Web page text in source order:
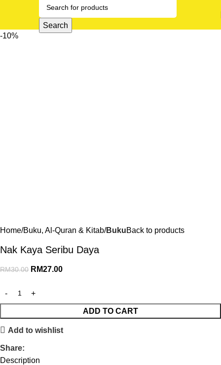
Search
-10%
Home Buku, Al-Quran & Kitab BukuBack to products
Nak Kaya Seribu Daya
RM30.00 RM27.00
ADD TO CART
Add to wishlist
Share:
Description